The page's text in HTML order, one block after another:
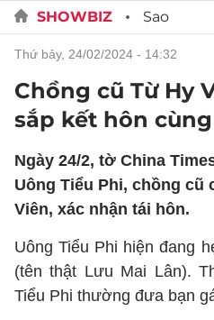
SHOWBIZ Sao
thứ bảy, 24/02/2024 - 14:32
Chồng cũ Từ Hy
sắp kết hôn
Ngày 24/2, tờ China
Uông Tiểu Phi, chồng cũ
Viên, xác nhận tái hôn.
Uông Tiểu Phi hiện đang
(tên thật Lưu Mai Lân).
Tiểu Phi thường đưa bạn